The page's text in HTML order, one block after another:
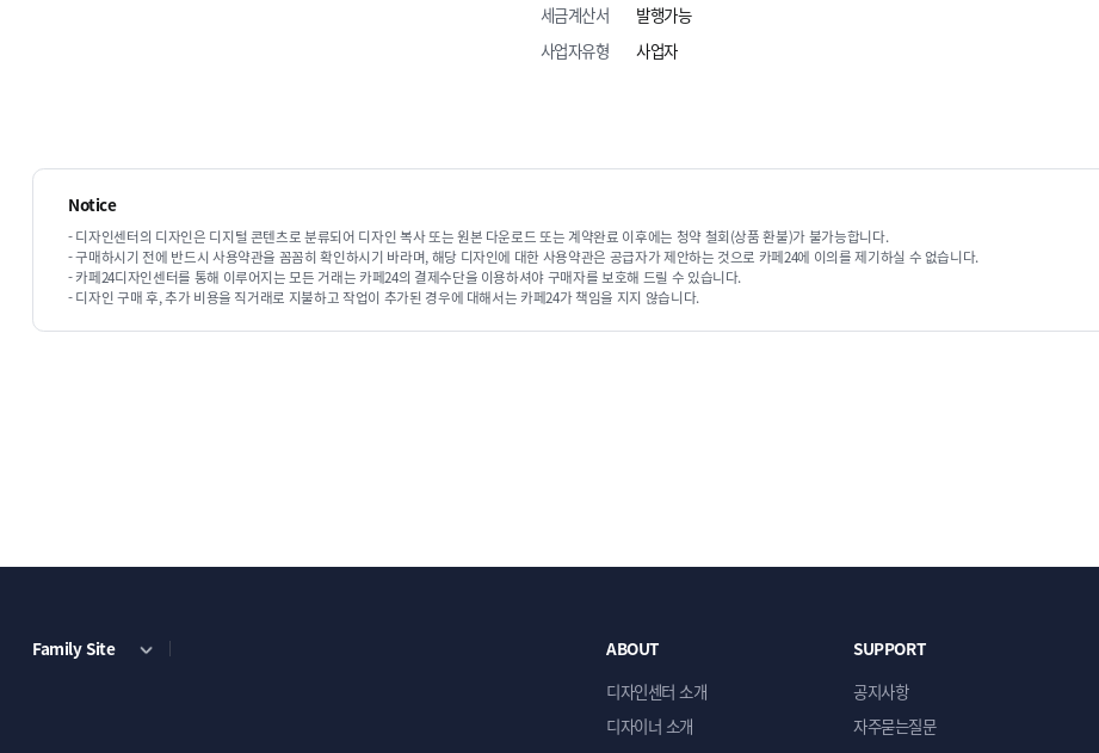
세금계산서
발행가능
사업자유형
사업자
Notice
- 디자인센터의 디자인은 디지털 콘텐츠로 분류되어 디자인 복사 또는 원본 다운로드 또는 계약완료 이후에는 청약 철회(상품 환불)가 불가능합니다.
- 구매하시기 전에 반드시 사용약관을 꼼꼼히 확인하시기 바라며, 해당 디자인에 대한 사용약관은 공급자가 제안하는 것으로 카페24에 이의를 제기하실 수 없습니다.
- 카페24디자인센터를 통해 이루어지는 모든 거래는 카페24의 결제수단을 이용하셔야 구매자를 보호해 드릴 수 있습니다.
- 디자인 구매 후, 추가 비용을 직거래로 지불하고 작업이 추가된 경우에 대해서는 카페24가 책임을 지지 않습니다.
Family Site
ABOUT
디자인센터 소개
디자이너 소개
SUPPORT
공지사항
자주묻는질문